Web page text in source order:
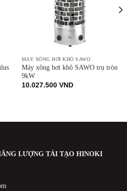
MÁY XÔNG HƠI KHÔ SAWO
Máy xông hơi khô SAWO trụ tròn
9kW
10.027.500 VND
LƯỢNG TÁI TẠO HINOKI